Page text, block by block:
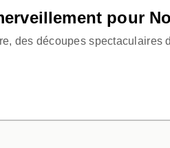
pour
des découpes spectaculaires